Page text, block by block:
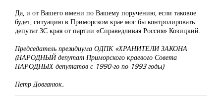
Да, и от Вашего имени по Вашему поручению, если таковое
будет, ситуацию в Приморском крае мог бы контролировать
депутат ЗС края от партии «Справедливая Россия» Козицкий.
Председатель президиума ОДПК «ХРАНИТЕЛИ ЗАКОНА
(НАРОДНЫЙ депутат Приморского краевого Совета
НАРОДНЫХ депутатов с 1990-го по 1993 годы)
Петр Довганюк.